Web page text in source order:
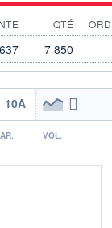
QTÉ
7 850
10A
VOL.